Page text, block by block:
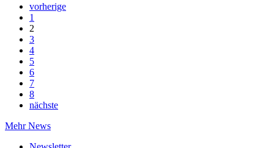
vorherige
1
2
3
4
5
6
7
8
nächste
Mehr News